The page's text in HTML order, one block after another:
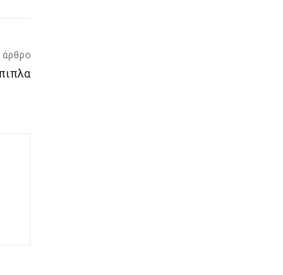
άρθρο